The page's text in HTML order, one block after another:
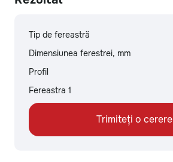
Tip de fereastră
Dimensiunea ferestrei, mm
Profil
Fereastra 1
Trimiteți o cerere